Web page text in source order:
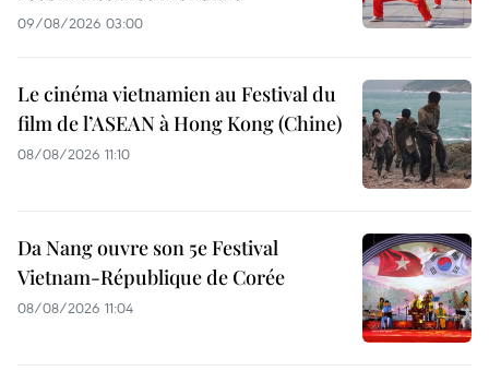
09/08/2026 03:00
Le cinéma vietnamien au Festival du
film de l’ASEAN à Hong Kong (Chine)
08/08/2026 11:10
Da Nang ouvre son 5e Festival
Vietnam-République de Corée
08/08/2026 11:04